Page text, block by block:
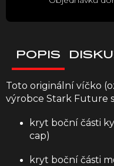
POPIS
Toto originální víčko
výrobce Stark Future
kryt boční části
cap)
kryt boční části